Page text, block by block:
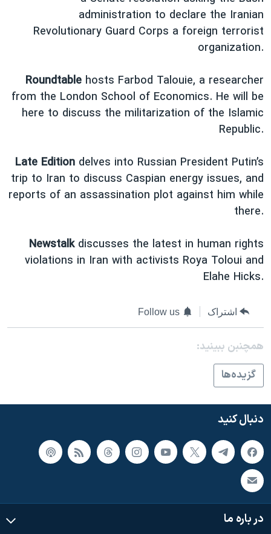
نرگس محمدی برنده جایزه نوبل صلح
همایش محافظه‌کاران آمریکا «سی‌پک»
سفر پرزیدنت ترامپ به چین
administration to declare the Iranian
Revolutionary Guard Corps a foreign terrorist
organization.
Roundtable hosts Farbod Talouie, a researcher
from the London School of Economics. He will be
here to discuss the militarization of the Islamic
Republic.
Late Edition delves into Russian President Putin’s
trip to Iran to discuss Caspian energy issues, and
reports of an assassination plot against him while
there.
Newstalkdiscusses the latest in human rights
violations in Iran with activists Roya Toloui and
Elahe Hicks.
اشتراک Follow us
همچنبن ببینید:
گزيده‌ها
دنبال کنید
در باره ما